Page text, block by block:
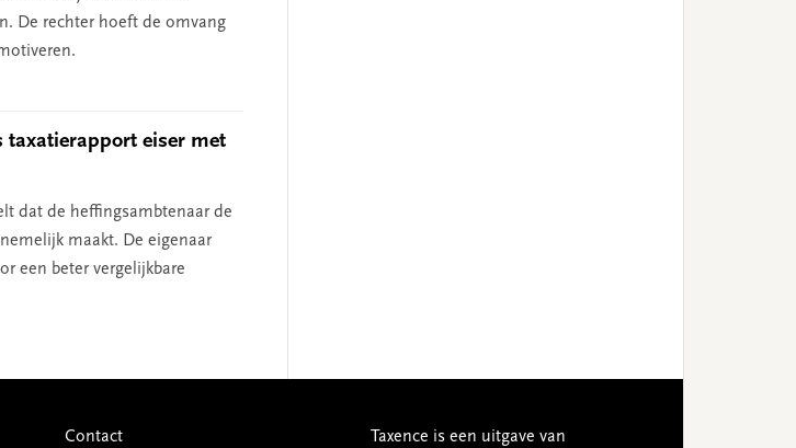
De rechter hoeft de omvang
taxatierapport eiser met
dat de heffingsambtenaar de
maakt. De eigenaar
een beter vergelijkbare
Contact Taxence is een uitgave van